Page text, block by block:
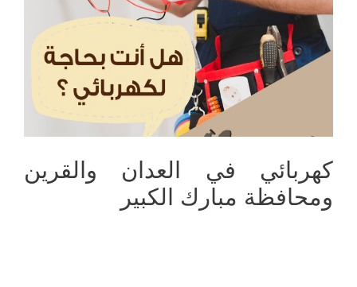
كهربائي في العدان والقرين
ومحافظة مبارك الكبير